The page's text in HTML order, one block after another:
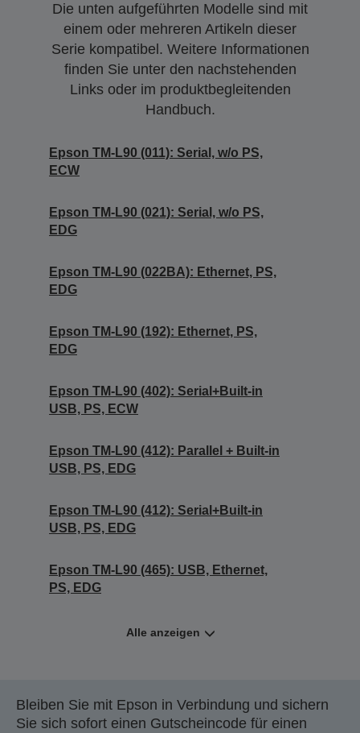
Die unten aufgeführten Modelle sind mit
einem oder mehreren Artikeln dieser
Serie kompatibel. Weitere Informationen
finden Sie unter den nachstehenden
Links oder im produktbegleitenden
Handbuch.
Epson TM-L90 (011): Serial, w/o PS,
ECW
Epson TM-L90 (021): Serial, w/o PS,
EDG
Epson TM-L90 (022BA): Ethernet, PS,
EDG
Epson TM-L90 (192): Ethernet, PS,
EDG
Epson TM-L90 (402): Serial+Built-in
USB, PS, ECW
Epson TM-L90 (412): Parallel + Built-in
USB, PS, EDG
Epson TM-L90 (412): Serial+Built-in
USB, PS, EDG
Epson TM-L90 (465): USB, Ethernet,
PS, EDG
Alle anzeigen
Bleiben Sie mit Epson in Verbindung und sichern
Sie sich sofort einen Gutscheincode für einen